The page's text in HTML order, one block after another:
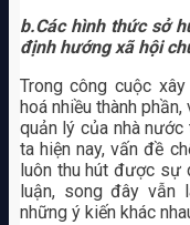
b.Các hình thức sở
định hướng xã hội
Trong công cuộc
hoá nhiều thành
quản lý của nhà
ta hiện nay, vấn đề
luôn thu hút được sự
luận, song đây
những ý kiến khác